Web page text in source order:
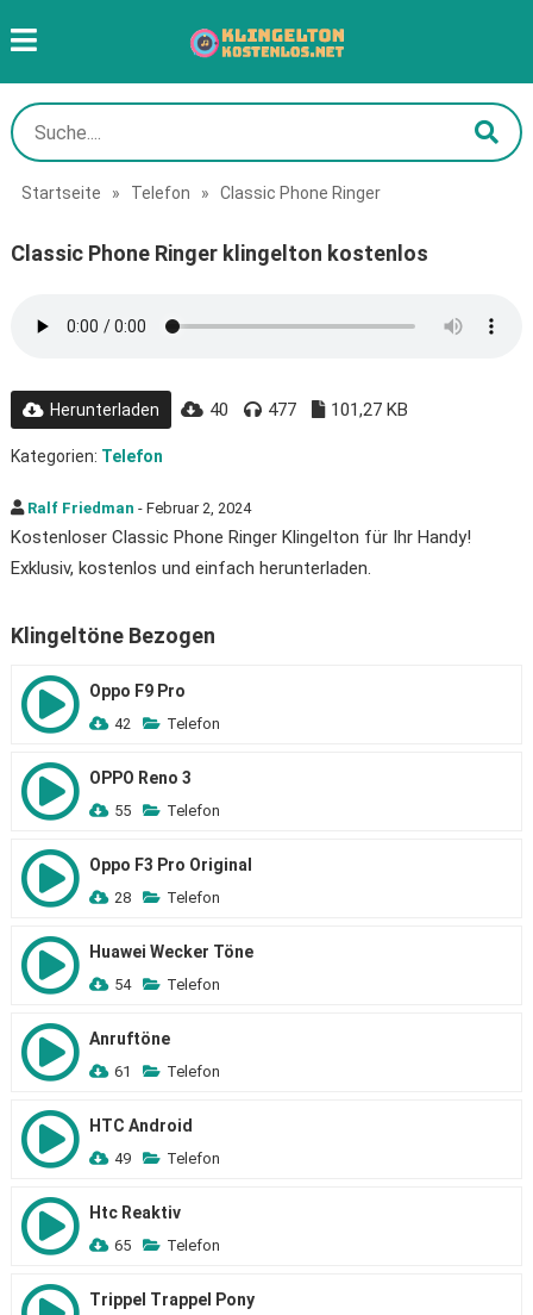
Startseite » Telefon » Classic Phone Ringer
Classic Phone Ringer klingelton kostenlos
Herunterladen 40 477 101,27 KB
Kategorien: Telefon
Ralf Friedman - Februar 2, 2024
Kostenloser Classic Phone Ringer Klingelton für Ihr Handy!
Exklusiv, kostenlos und einfach herunterladen.
Klingeltöne Bezogen
Oppo F9 Pro
42 Telefon
OPPO Reno 3
55 Telefon
Oppo F3 Pro Original
28 Telefon
Huawei Wecker Töne
54 Telefon
Anruftöne
61 Telefon
HTC Android
49 Telefon
Htc Reaktiv
65 Telefon
Trippel Trappel Pony